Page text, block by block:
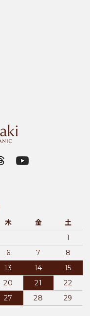
木 金
土
1
6 7
8
13 14
15
20 21
22
27 28
29